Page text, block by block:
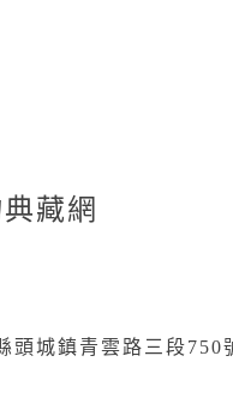
藏網
頭城鎮青雲路三段750